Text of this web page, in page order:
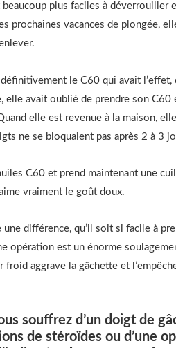
plus faciles à déverrouiller
prochaines vacances de plongée,
définitivement le C60 qui avait
elle avait oublié de prendre son
elle est revenue à la maison,
ne se bloquaient pas après 2 à 3
C60 et prend maintenant une
vraiment le goût doux.
différence, qu’il soit si facile à
opération est un énorme
froid aggrave la gâchette et
souffrez d’un doigt de
de stéroïdes ou d’une